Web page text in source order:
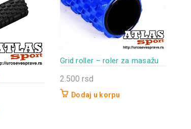
Grid roller – roler za masažu
2.500 rsd
Dodaj u korpu